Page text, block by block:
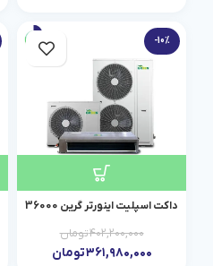
-10%
داکت اسپلیت اینورتر گرین 36000
۴۰۲,۲۰۰,۰۰۰تومان
۳۶۱,۹۸۰,۰۰۰تومان